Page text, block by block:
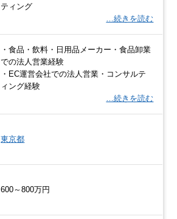
ティング
…続きを読む
・食品・飲料・日用品メーカー・食品卸業
での法人営業経験
・EC運営会社での法人営業・コンサルテ
ィング経験
…続きを読む
東京都
600～800万円